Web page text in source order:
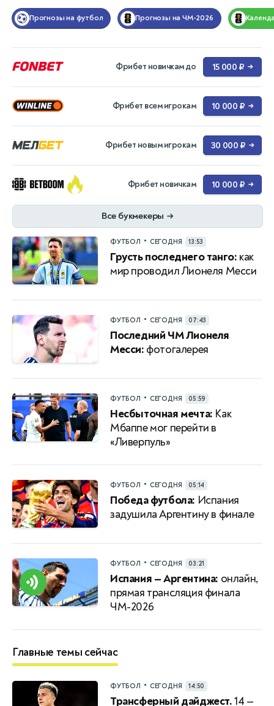
Прогнозы на футбол Прогнозы на ЧМ-2026
Фрибет новичкам до 15 000 ₽ →
Фрибет всем игрокам 10 000 ₽ →
Фрибет новым игрокам 30 000 ₽ →
Фрибет новичкам 10 000 ₽ →
Все букмекеры →
ФУТБОЛ • СЕГОДНЯ 13:53
Грусть последнего танго: как
мир проводил Лионеля Месси
ФУТБОЛ • СЕГОДНЯ 07:43
Последний ЧМ Лионеля
Месси: фотогалерея
ФУТБОЛ • СЕГОДНЯ 05:59
Несбыточная мечта: Как
Мбаппе мог перейти в
«Ливерпуль»
ФУТБОЛ • СЕГОДНЯ 05:14
Победа футбола: Испания
задушила Аргентину в финале
ФУТБОЛ • СЕГОДНЯ 03:21
Испания — Аргентина: онлайн,
прямая трансляция финала
ЧМ-2026
Главные темы сейчас
ФУТБОЛ • СЕГОДНЯ 14:50
Трансферный дайджест.14 —